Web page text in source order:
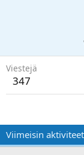
Viestejä
347
Viimeisin